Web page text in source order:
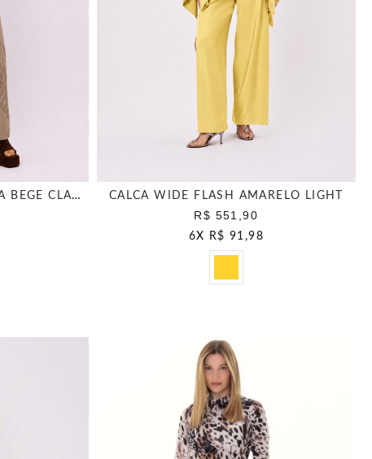
CALCA WIDE LEG BORDADA BEGE CLASSICO CALCA WIDE FLASH AMARELO LIGHT
R$ 551,90
6X R$ 91,98